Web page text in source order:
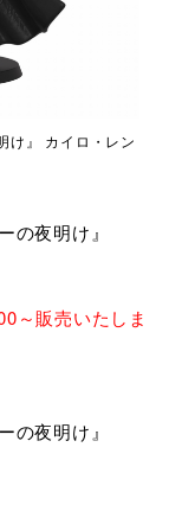
け』 カイロ・レン
の夜明け』
～販売いたしま
の夜明け』